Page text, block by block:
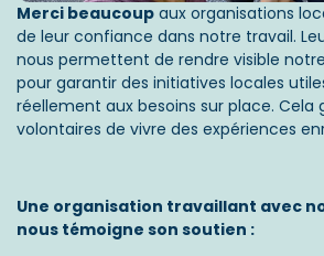
Le rôle de Freepackers s’étend dans
s’inscrivent dans le respect des
développement durable (ODD). Pour
Freepackers veille à ce que les actions
en phase avec ces objectifs.
l’ODD 4 (Éducation de qualité) :
Merci beaucoup aux organisations
de leur confiance dans notre travail.
nous permettent de rendre visible
pour garantir des initiatives locales
réellement aux besoins sur place. Cela
volontaires de vivre des expériences
Une organisation travaillant avec
nous témoigne son soutien :